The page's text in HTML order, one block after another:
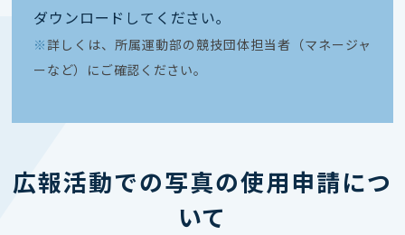
ダウンロードしてください｡
※ 詳しくは、所属運動部の競技団体担当者（マネージャ
ーなど）にご確認ください。
広報活動での写真の使用申請につ
いて